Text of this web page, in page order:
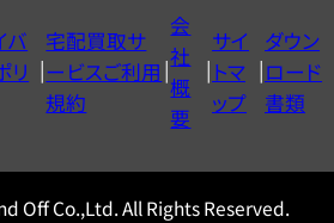
バ
リ
宅配買取サ
ービスご利用
規約
会
社
概
要
サイ
トマ
ップ
ダウン
ロード
書類
Off Co.,Ltd. All Rights Reserved.